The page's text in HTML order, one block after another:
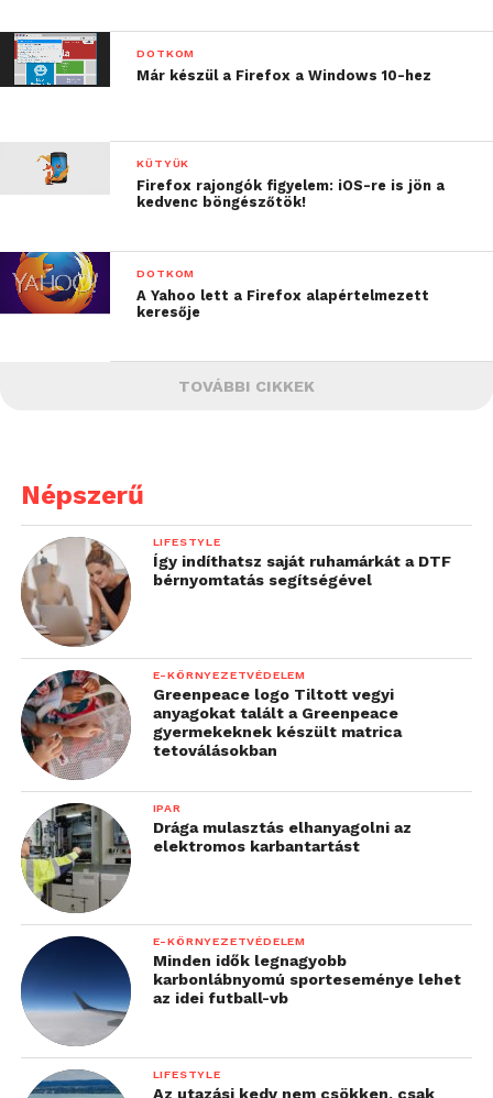
DOTKOM
Már készül a Firefox a Windows 10-hez
KÜTYÜK
Firefox rajongók figyelem: iOS-re is jön a
kedvenc böngészőtök!
DOTKOM
A Yahoo lett a Firefox alapértelmezett
keresője
TOVÁBBI CIKKEK
Népszerű
LIFESTYLE
Így indíthatsz saját ruhamárkát a DTF
bérnyomtatás segítségével
E-KÖRNYEZETVÉDELEM
Greenpeace logo Tiltott vegyi
anyagokat talált a Greenpeace
gyermekeknek készült matrica
tetoválásokban
IPAR
Drága mulasztás elhanyagolni az
elektromos karbantartást
E-KÖRNYEZETVÉDELEM
Minden idők legnagyobb
karbonlábnyomú sporteseménye lehet
az idei futball-vb
LIFESTYLE
Az utazási kedv nem csökken, csak